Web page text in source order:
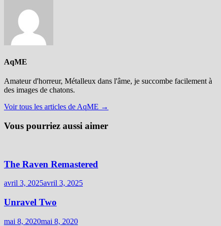
AqME
Amateur d'horreur, Métalleux dans l'âme, je succombe facilement à
des images de chatons.
Voir tous les articles de AqME →
Vous pourriez aussi aimer
The Raven Remastered
avril 3, 2025avril 3, 2025
Unravel Two
mai 8, 2020mai 8, 2020